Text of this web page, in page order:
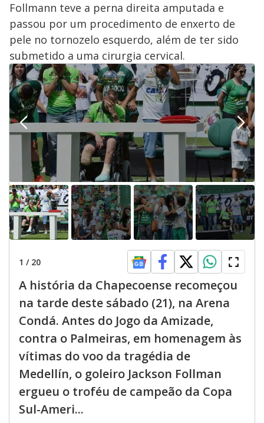
Follmann teve a perna direita amputada e
passou por um procedimento de enxerto de
pele no tornozelo esquerdo, além de ter sido
submetido a uma cirurgia cervical.
1 / 20
A história da Chapecoense recomeçou
na tarde deste sábado (21), na Arena
Condá. Antes do Jogo da Amizade,
contra o Palmeiras, em homenagem às
vítimas do voo da tragédia de
Medellín, o goleiro Jackson Follman
ergueu o troféu de campeão da Copa
Sul-Ameri...